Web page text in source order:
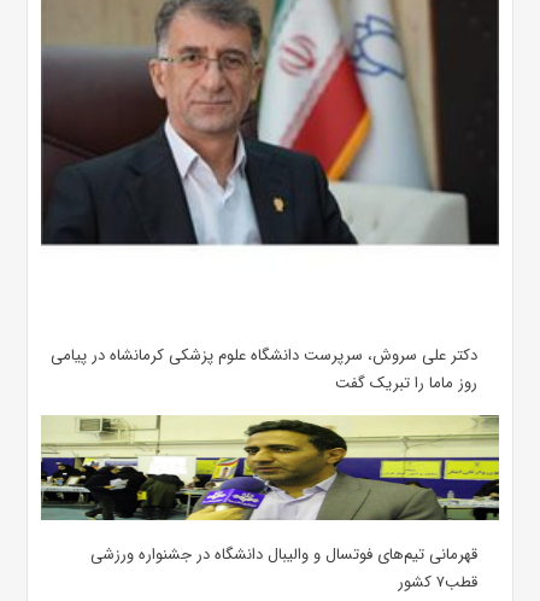
دکتر علی سروش، سرپرست دانشگاه علوم پزشکی کرمانشاه در پیامی
روز ماما را تبریک گفت
قهرمانی تیم‌های فوتسال و والیبال دانشگاه در جشنواره ورزشی
قطب۷ کشور